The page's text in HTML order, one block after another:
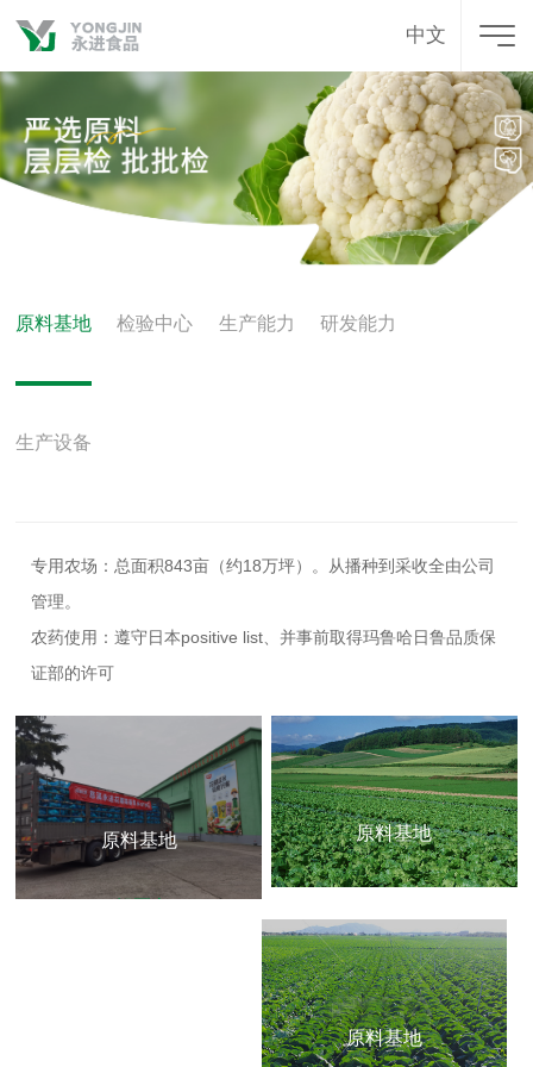
中文
原料基地 检验中心 生产能力 研发能力
生产设备
专用农场：总面积843亩（约18万坪）。从播种到采收全由公司
管理。
农药使用：遵守日本positive list、并事前取得玛鲁哈日鲁品质保
证部的许可
原料基地 原料基地
原料基地